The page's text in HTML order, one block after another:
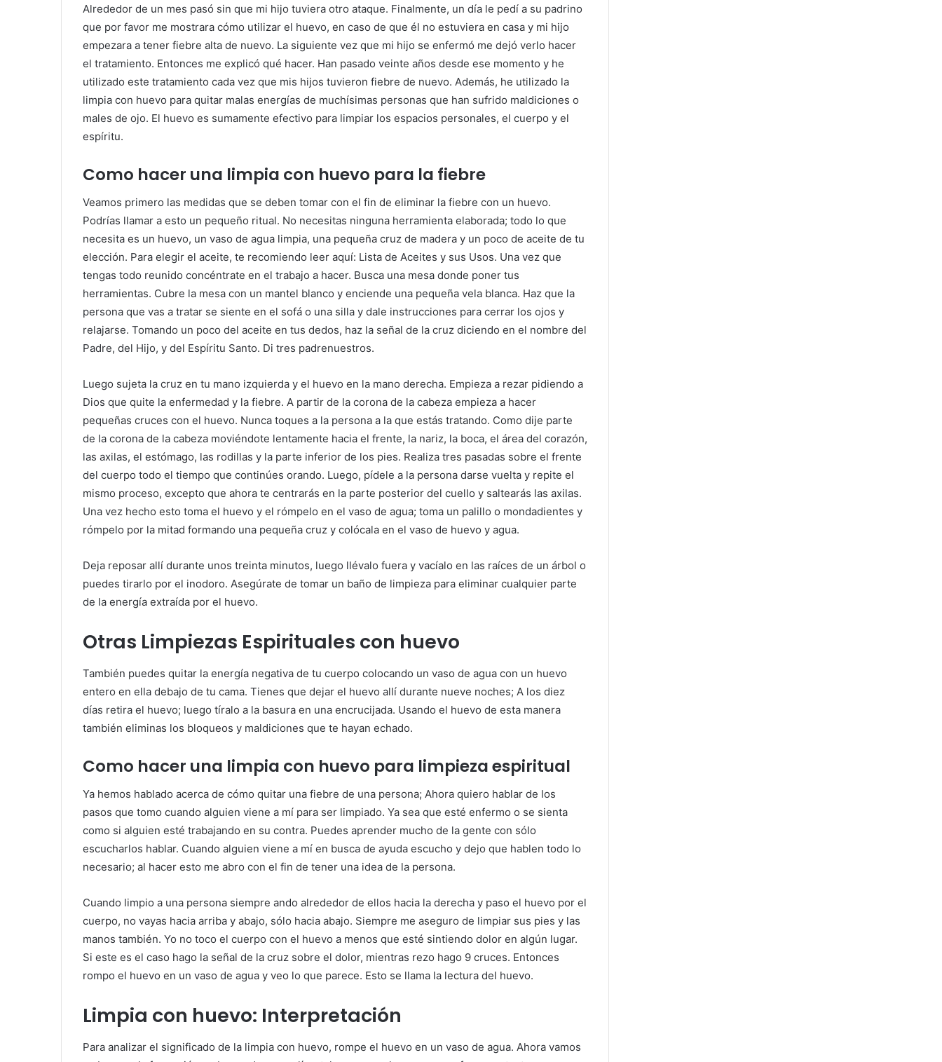
Alrededor de un mes pasó sin que mi hijo tuviera otro ataque. Finalmente, un día le pedí a su padrino
que por favor me mostrara cómo utilizar el huevo, en caso de que él no estuviera en casa y mi hijo
empezara a tener fiebre alta de nuevo. La siguiente vez que mi hijo se enfermó me dejó verlo hacer
el tratamiento. Entonces me explicó qué hacer. Han pasado veinte años desde ese momento y he
utilizado este tratamiento cada vez que mis hijos tuvieron fiebre de nuevo. Además, he utilizado la
limpia con huevo para quitar malas energías de muchísimas personas que han sufrido maldiciones o
males de ojo. El huevo es sumamente efectivo para limpiar los espacios personales, el cuerpo y el
espíritu.
Como hacer una limpia con huevo para la fiebre
Veamos primero las medidas que se deben tomar con el fin de eliminar la fiebre con un huevo.
Podrías llamar a esto un pequeño ritual. No necesitas ninguna herramienta elaborada; todo lo que
necesita es un huevo, un vaso de agua limpia, una pequeña cruz de madera y un poco de aceite de tu
elección. Para elegir el aceite, te recomiendo leer aquí: Lista de Aceites y sus Usos. Una vez que
tengas todo reunido concéntrate en el trabajo a hacer. Busca una mesa donde poner tus
herramientas. Cubre la mesa con un mantel blanco y enciende una pequeña vela blanca. Haz que la
persona que vas a tratar se siente en el sofá o una silla y dale instrucciones para cerrar los ojos y
relajarse. Tomando un poco del aceite en tus dedos, haz la señal de la cruz diciendo en el nombre del
Padre, del Hijo, y del Espíritu Santo. Di tres padrenuestros.
Luego sujeta la cruz en tu mano izquierda y el huevo en la mano derecha. Empieza a rezar pidiendo a
Dios que quite la enfermedad y la fiebre. A partir de la corona de la cabeza empieza a hacer
pequeñas cruces con el huevo. Nunca toques a la persona a la que estás tratando. Como dije parte
de la corona de la cabeza moviéndote lentamente hacia el frente, la nariz, la boca, el área del corazón,
las axilas, el estómago, las rodillas y la parte inferior de los pies. Realiza tres pasadas sobre el frente
del cuerpo todo el tiempo que continúes orando. Luego, pídele a la persona darse vuelta y repite el
mismo proceso, excepto que ahora te centrarás en la parte posterior del cuello y saltearás las axilas.
Una vez hecho esto toma el huevo y el rómpelo en el vaso de agua; toma un palillo o mondadientes y
rómpelo por la mitad formando una pequeña cruz y colócala en el vaso de huevo y agua.
Deja reposar allí durante unos treinta minutos, luego llévalo fuera y vacíalo en las raíces de un árbol o
puedes tirarlo por el inodoro. Asegúrate de tomar un baño de limpieza para eliminar cualquier parte
de la energía extraída por el huevo.
Otras Limpiezas Espirituales con huevo
También puedes quitar la energía negativa de tu cuerpo colocando un vaso de agua con un huevo
entero en ella debajo de tu cama. Tienes que dejar el huevo allí durante nueve noches; A los diez
días retira el huevo; luego tíralo a la basura en una encrucijada. Usando el huevo de esta manera
también eliminas los bloqueos y maldiciones que te hayan echado.
Como hacer una limpia con huevo para limpieza espiritual
Ya hemos hablado acerca de cómo quitar una fiebre de una persona; Ahora quiero hablar de los
pasos que tomo cuando alguien viene a mí para ser limpiado. Ya sea que esté enfermo o se sienta
como si alguien esté trabajando en su contra. Puedes aprender mucho de la gente con sólo
escucharlos hablar. Cuando alguien viene a mí en busca de ayuda escucho y dejo que hablen todo lo
necesario; al hacer esto me abro con el fin de tener una idea de la persona.
Cuando limpio a una persona siempre ando alrededor de ellos hacia la derecha y paso el huevo por el
cuerpo, no vayas hacia arriba y abajo, sólo hacia abajo. Siempre me aseguro de limpiar sus pies y las
manos también. Yo no toco el cuerpo con el huevo a menos que esté sintiendo dolor en algún lugar.
Si este es el caso hago la señal de la cruz sobre el dolor, mientras rezo hago 9 cruces. Entonces
rompo el huevo en un vaso de agua y veo lo que parece. Esto se llama la lectura del huevo.
Limpia con huevo: Interpretación
Para analizar el significado de la limpia con huevo, rompe el huevo en un vaso de agua. Ahora vamos